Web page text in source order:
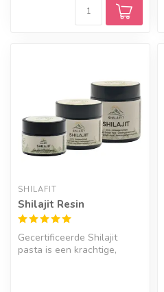
SHILAFIT
Shilajit Resin
Gecertificeerde Shilajit
pasta is een krachtige,